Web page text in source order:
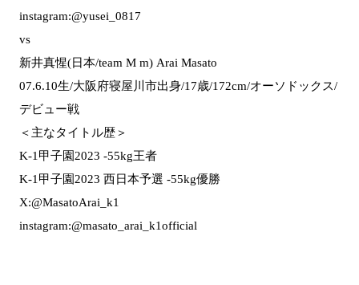
instagram:@yusei_0817
vs
新井真惺(日本/team M m) Arai Masato
07.6.10生/大阪府寝屋川市出身/17歳/172cm/オーソドックス/
デビュー戦
＜主なタイトル歴＞
K-1甲子園2023 -55kg王者
K-1甲子園2023 西日本予選 -55kg優勝
X:@MasatoArai_k1
instagram:@masato_arai_k1official